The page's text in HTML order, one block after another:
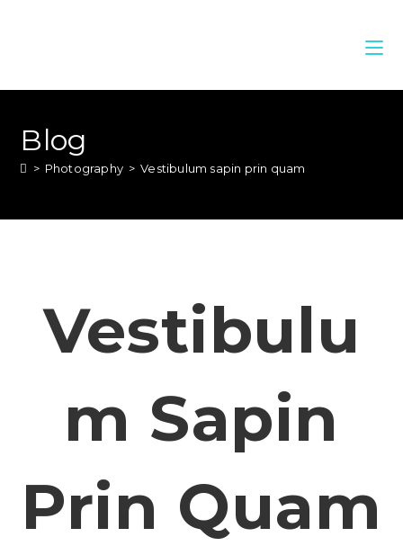
Blog
> Photography > Vestibulum sapin prin quam
Vestibulu
M Sapin
Prin Quam